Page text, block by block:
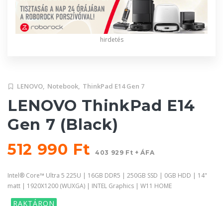
hirdetés
LENOVO, Notebook, ThinkPad E14 Gen 7
LENOVO ThinkPad E14
Gen 7 (Black)
512 990 Ft403 929 Ft + ÁFA
Intel® Core™ Ultra 5 225U | 16GB DDR5 | 250GB SSD | 0GB HDD | 14"
matt | 1920X1200 (WUXGA) | INTEL Graphics | W11 HOME
RAKTÁRON